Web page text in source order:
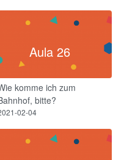
Aula 26
komme ich zum
bitte?
02-04